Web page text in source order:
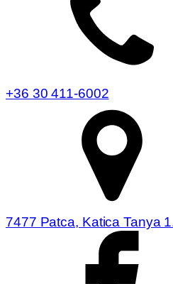
+36 30 411-6002
7477 Patca, Katica Tanya